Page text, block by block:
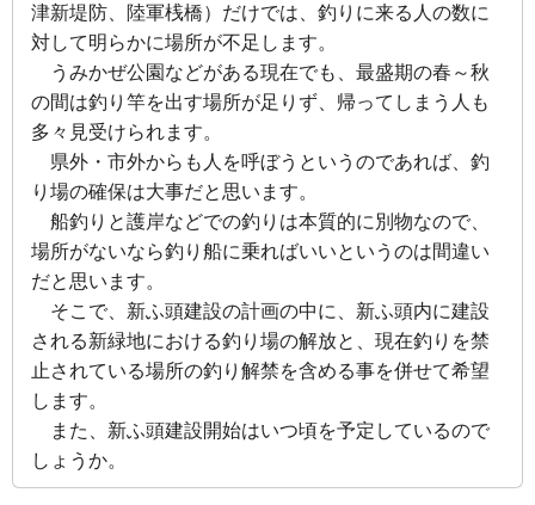
津新堤防、陸軍桟橋）だけでは、釣りに来る人の数に
対して明らかに場所が不足します。
うみかぜ公園などがある現在でも、最盛期の春～秋
の間は釣り竿を出す場所が足 りず、帰ってしまう人も
多々見受けられます。
県外・市外からも人を呼ぼうというのであれば、釣
り場の確保は大事だと思います。
船釣りと護岸などでの釣りは本質的に別物なので、
場所がないなら釣り船に乗ればいいというのは間違い
だと思います。
そこで、新ふ頭建設の計画の中に、新ふ頭内に建設
される新緑地における釣り場の解放と、現在釣りを禁
止されている場所の釣り解禁を含める事を併せて希望
します。
また、新ふ頭建設開始はいつ頃を予定しているので
しょうか。